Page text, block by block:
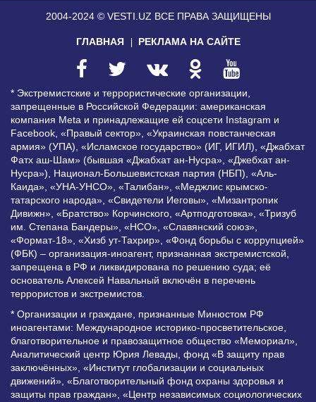
2004-2024 © VESTI.UZ ВСЕ ПРАВА ЗАЩИЩЕНЫ
ГЛАВНАЯ РЕКЛАМА НА САЙТЕ
* Экстремистские и террористические организации,
запрещенные в Российской Федерации: американская
компания Meta и принадлежащие ей соцсети Instagram и
Facebook, «Правый сектор», «Украинская повстанческая
армия» (УПА), «Исламское государство» (ИГ, ИГИЛ), «Джабхат
Фатх аш-Шам» (бывшая «Джабхат ан-Нусра», «Джебхат ан-
Нусра»), Национал-Большевистская партия (НБП), «Аль-
Каида», «УНА-УНСО», «Талибан», «Меджлис крымско-
татарского народа», «Свидетели Иеговы», «Мизантропик
Дивижн», «Братство» Корчинского, «Артподготовка», «Тризуб
им. Степана Бандеры», «НСО», «Славянский союз»,
«Формат-18», «Хизб ут-Тахрир», «Фонд борьбы с коррупцией»
(ФБК) – организация-иноагент, признанная экстремистской,
запрещена в РФ и ликвидирована по решению суда; её
основатель Алексей Навальный включён в перечень
террористов и экстремистов.
* Организации и граждане, признанные Минюстом РФ
иноагентами: Международное историко-просветительское,
благотворительное и правозащитное общество «Мемориал»,
Аналитический центр Юрия Левады, фонд «В защиту прав
заключённых», «Институт глобализации и социальных
движений», «Благотворительный фонд охраны здоровья и
защиты прав граждан», «Центр независимых социологических